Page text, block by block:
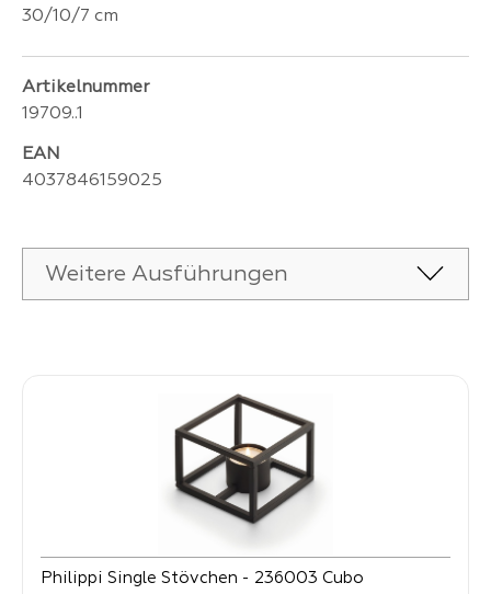
30/10/7 cm
Artikelnummer
19709..1
EAN
4037846159025
Weitere Ausführungen
Philippi Single Stövchen - 236003 Cubo